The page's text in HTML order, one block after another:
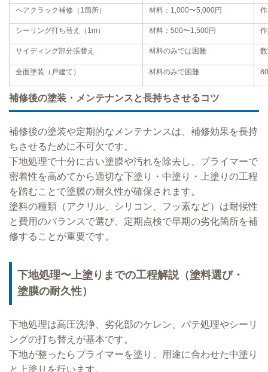
ヘアクラック補修（1箇所） 材料：1,000〜5,000円
シーリング打ち替え（1m） 材料：500〜1,500円
サイディング部分張替え 材料のみでは困難
全面塗装（戸建て） 材料のみで困難
補修後の塗装・メンテナンスと長持ちさせるコツ
補修後の塗装や定期的なメンテナンスは、補修効果を長持
ちさせるために不可欠です。
下地処理で十分に古い塗膜や汚れを除去し、プライマーで
密着性を高めてから適切な下塗り・中塗り・上塗りの工程
を踏むことで塗膜の耐久性が確保されます。
塗料の種類（アクリル、シリコン、フッ素など）は耐候性
と費用のバランスで選び、定期点検で早期の劣化箇所を補
修することが重要です。
下地処理〜上塗りまでの工程解説（塗料選び・
塗膜の耐久性）
下地処理は高圧洗浄、劣化部のケレン、パテ処理やシーリ
ングの打ち替えが基本です。
下地が整ったらプライマーを塗り、用途に合わせた中塗り
と上塗りを行います。